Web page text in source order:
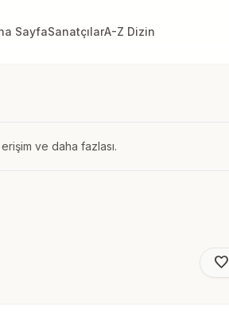
SayfaSanatçılarA-Z Dizin
erişim ve daha fazlası.
favorite_border